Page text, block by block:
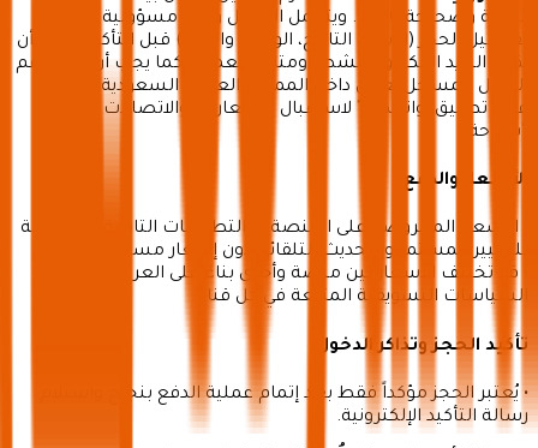
دقيقة وصحيحة 100%. ويتحمل العميل وحده مسؤولية مراجعة
تفاصيل الحجز (الاسم، التاريخ، الوقت، والعدد) قبل التأكيد. يجب أن
يكون البريد الإلكتروني نشطاً ومتاحاً للعميل، كما يجب أن يكون رقم
الجوال المسجل يعمل داخل المملكة العربية السعودية ومفعلاً
عليه تطبيق "واتساب" لاستقبال الإشعارات والاتصالات من
“سياحة”.
الأسعار والدفع
• الأسعار المعروضة على المنصة أو التطبيقات التابعة لها عرضة
للتغيير المستمر والتحديث التلقائي دون إشعار مسبق.
• قد تختلف الأسعار بين منصة وأخرى بناءً على العروض أو
السياسات التسويقية المتبعة في كل قناة.
تأكيد الحجز وتذاكر الدخول
• يُعتبر الحجز مؤكداً فقط بعد إتمام عملية الدفع بنجاح واستلام
رسالة التأكيد الإلكترونية.